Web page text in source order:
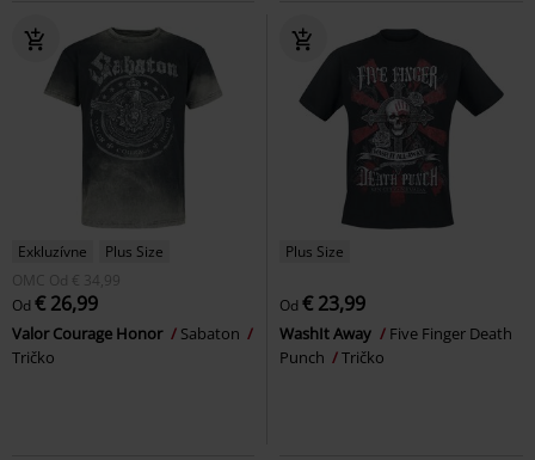
Exkluzívne
Plus Size
OMC Od € 34,99
Od € 26,99
Valor Courage Honor
Sabaton
Tričko
Plus Size
Od € 23,99
WashIt Away
Five Finger Death
Punch
Tričko